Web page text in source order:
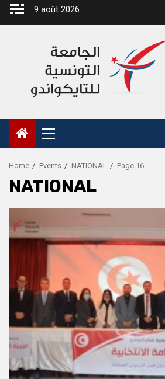
Skip
9 août 2026
Primary
Menu
Home Events NATIONAL Page 16
NATIONAL